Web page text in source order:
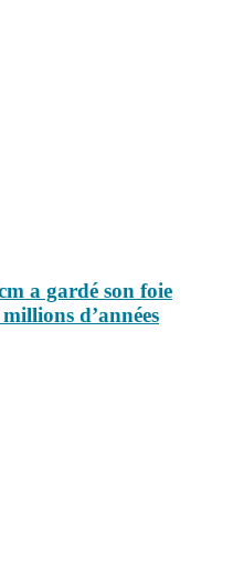
a gardé son foie
d’années